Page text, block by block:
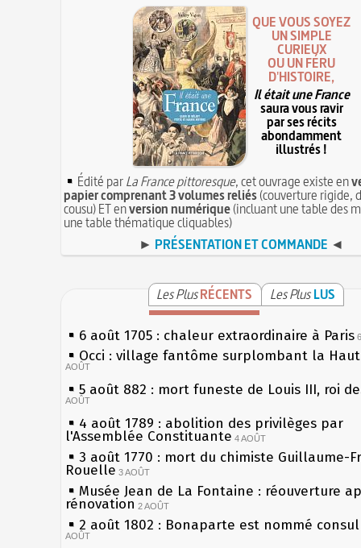
QUE VOUS SOYEZ
UN SIMPLE
CURIEUX
OU UN FÉRU
D'HISTOIRE,
Il était une France
saura vous ravir
par ses récits
abondamment
illustrés !
Édité parLa France pittoresque, cet ouvrage existe en
papier comprenant 3 volumes reliés(couverture rigide,
cousu) ET enversion numérique(incluant une table des
une table thématique cliquables)
► PRÉSENTATION ET COMMANDE ◄
Les PlusRÉCENTS Les Plus LUS
6 août 1705 : chaleur extraordinaire à Paris
Occi : village fantôme surplombant la
AOÛT
5 août 882 : mort funeste de Louis III, roi
AOÛT
4 août 1789 : abolition des privilèges par
l'Assemblée Constituante 4 AOÛT
3 août 1770 : mort du chimiste Guillaume-
Rouelle 3 AOÛT
Musée Jean de La Fontaine : réouverture
rénovation 2 AOÛT
2 août 1802 : Bonaparte est nommé
AOÛT